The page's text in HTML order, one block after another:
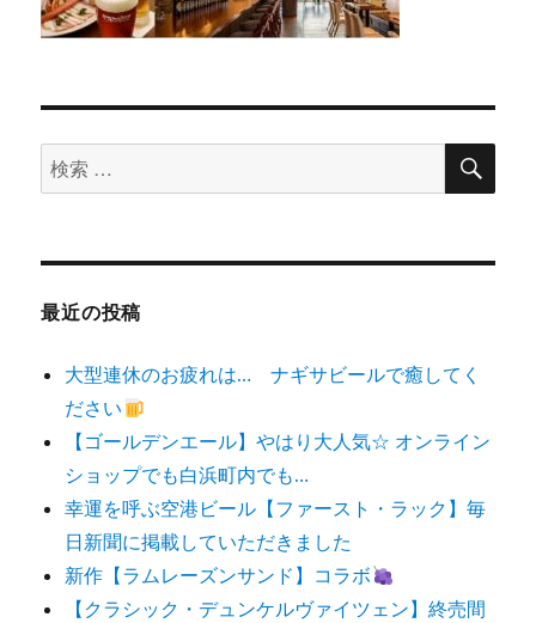
検
索
象:
検
最近の投稿
大型連休のお疲れは… ナギサビールで癒してく
ださい
【ゴールデンエール】やはり大人気☆ オンライン
ショップでも白浜町内でも…
幸運を呼ぶ空港ビール【ファースト・ラック】毎
日新聞に掲載していただきました
新作【ラムレーズンサンド】コラボ
【クラシック・デュンケルヴァイツェン】終売間